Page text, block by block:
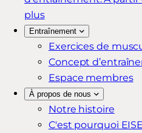
plus
Entraînement
Exercices de
Concept
Espace membres
À propos de nous
Notre histoire
C'est pourquoi